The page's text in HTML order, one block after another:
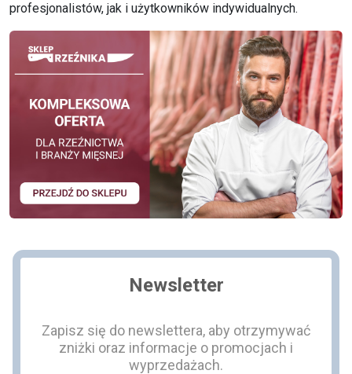
profesjonalistów, jak i użytkowników indywidualnych.
Newsletter
Zapisz się do newslettera, aby otrzymywać
zniżki oraz informacje o promocjach i
wyprzedażach.